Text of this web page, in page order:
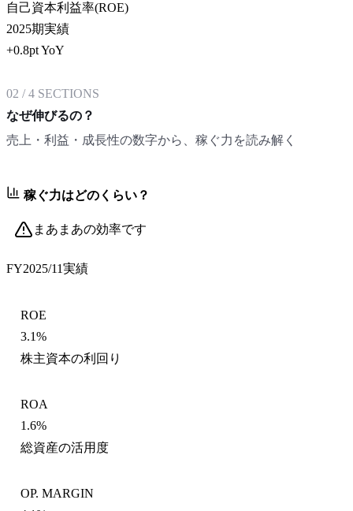
自己資本利益率(ROE)
2025期実績
+0.8pt YoY
02 /4 SECTIONS
なぜ伸びるの？
売上・利益・成長性の数字から、稼ぐ力を読み解く
稼ぐ力はどのくらい？
まあまあの効率です
FY2025/11実績
ROE
3.1%
株主資本の利回り
ROA
1.6%
総資産の活用度
OP. MARGIN